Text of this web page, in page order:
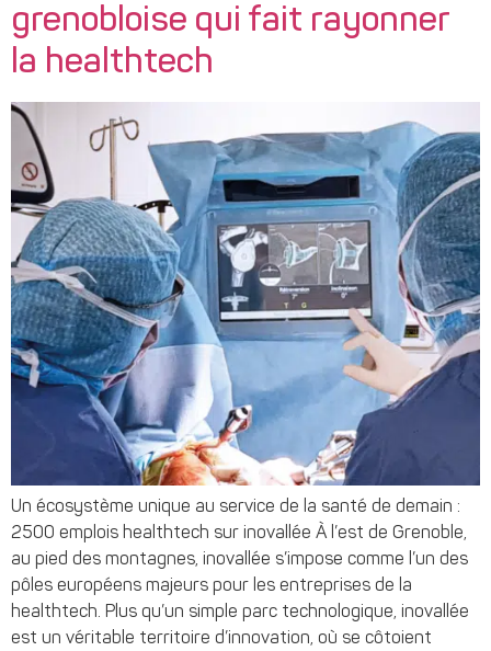
grenobloise qui fait rayonner
la healthtech
Un écosystème unique au service de la santé de demain :
2500 emplois healthtech sur inovallée À l’est de Grenoble,
au pied des montagnes, inovallée s’impose comme l’un des
pôles européens majeurs pour les entreprises de la
healthtech. Plus qu’un simple parc technologique, inovallée
est un véritable territoire d’innovation, où se côtoient